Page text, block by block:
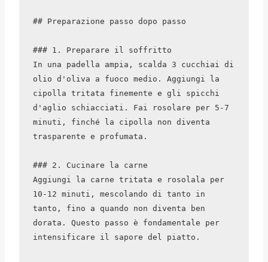
## Preparazione passo dopo passo
### 1. Preparare il soffritto
In una padella ampia, scalda 3 cucchiai di
olio d'oliva a fuoco medio. Aggiungi la
cipolla tritata finemente e gli spicchi
d'aglio schiacciati. Fai rosolare per 5-7
minuti, finché la cipolla non diventa
trasparente e profumata.
### 2. Cucinare la carne
Aggiungi la carne tritata e rosolala per
10-12 minuti, mescolando di tanto in
tanto, fino a quando non diventa ben
dorata. Questo passo è fondamentale per
intensificare il sapore del piatto.